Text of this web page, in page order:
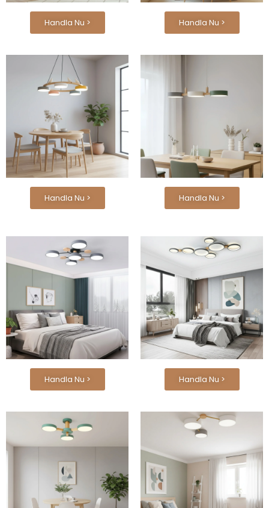
Handla Nu > Handla Nu >
Handla Nu > Handla Nu >
Handla Nu > Handla Nu >